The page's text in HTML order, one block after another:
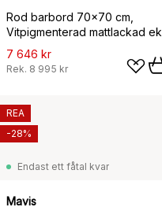
Rod barbord 70x70 cm,
Vitpigmenterad mattlackad ek
7 646 kr
Rek. 8 995 kr
Endast ett fåtal kvar
Mavis
REA
-28%